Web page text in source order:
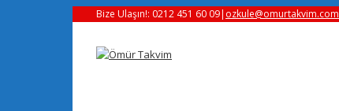
Bize Ulaşın!: 0212 451 60 09| ozkule@omurtakvim.com